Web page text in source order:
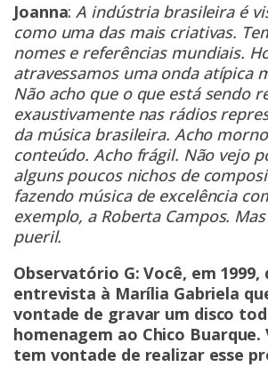
Joanna:A indústria brasileira é
como uma das mais criativas.
nomes e referências mundiais.
atravessamos uma onda atípica
Não acho que o que está sendo
exaustivamente nas rádios
da música brasileira. Acho
conteúdo. Acho frágil. Não vejo
alguns poucos nichos de
fazendo música de excelência
exemplo, a Roberta Campos.
pueril.
Observatório G: Você, em 1999,
entrevista à Marília Gabriela
vontade de gravar um disco
homenagem ao Chico Buarque.
tem vontade de realizar esse